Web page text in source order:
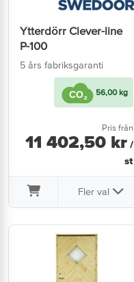
Ytterdörr Clever-line
P-100
5 års fabriksgaranti
56,00 kg
Pris från
11 402,50 kr /
st
Fler val